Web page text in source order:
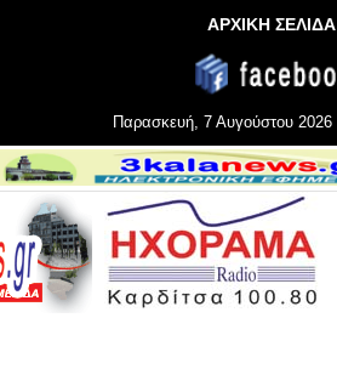
ΑΡΧΙΚΗ ΣΕΛΙΔΑ
Παρασκευή, 7 Αυγούστου 2026